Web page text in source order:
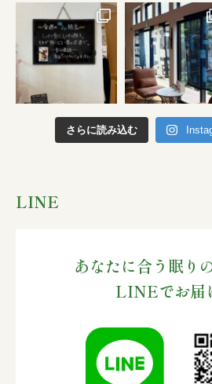
さらに読み込む
LINE
あなたに合う眠り
LINEでお届